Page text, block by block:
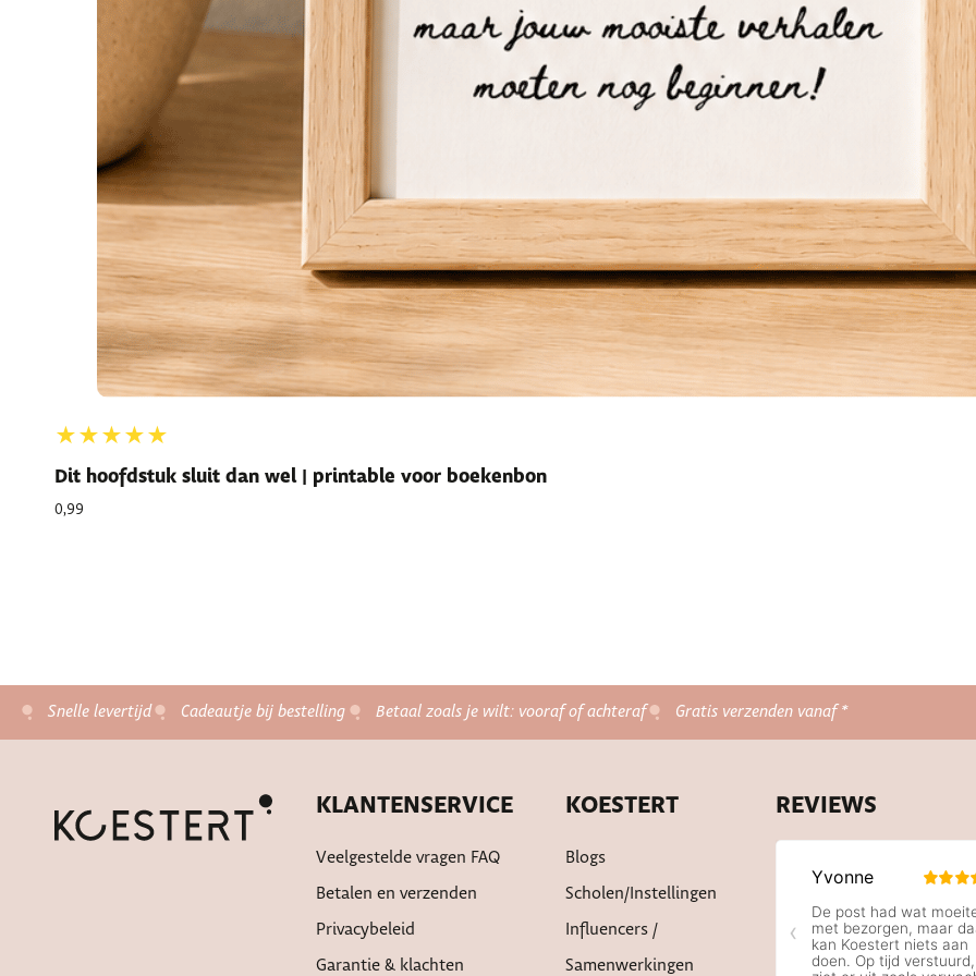
★★★★★
Dit hoofdstuk sluit dan wel | printable voor boekenbon
0,99
Snelle levertijd Cadeautje bij bestelling Betaal zoals je wilt: vooraf of achteraf Gratis verzenden vanaf *
KLANTENSERVICE
Veelgestelde vragen FAQ
Betalen en verzenden
Privacybeleid
Garantie & klachten
KOESTERT
Blogs
Scholen/instellingen
Influencers /
Samenwerkingen
REVIEWS